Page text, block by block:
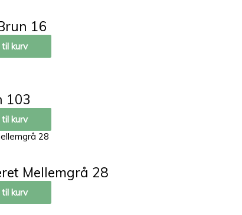
16
kurv
103
kurv
Mellemgrå 28
kurv